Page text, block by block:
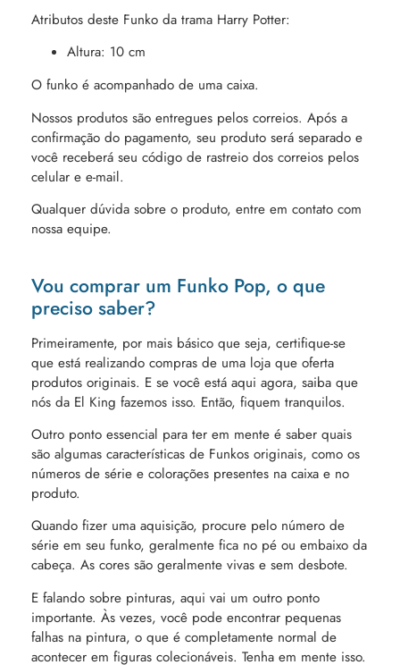
Atributos deste Funko da trama Harry Potter:
Altura: 10 cm
O funko é acompanhado de uma caixa.
Nossos produtos são entregues pelos correios. Após a
confirmação do pagamento, seu produto será separado e
você receberá seu código de rastreio dos correios pelos
celular e e-mail.
Qualquer dúvida sobre o produto, entre em contato com
nossa equipe.
Vou comprar um Funko Pop, o que
preciso saber?
Primeiramente, por mais básico que seja, certifique-se
que está realizando compras de uma loja que oferta
produtos originais. E se você está aqui agora, saiba que
nós da El King fazemos isso. Então, fiquem tranquilos.
Outro ponto essencial para ter em mente é saber quais
são algumas características de Funkos originais, como os
números de série e colorações presentes na caixa e no
produto.
Quando fizer uma aquisição, procure pelo número de
série em seu funko, geralmente fica no pé ou embaixo da
cabeça. As cores são geralmente vivas e sem desbote.
E falando sobre pinturas, aqui vai um outro ponto
importante. Às vezes, você pode encontrar pequenas
falhas na pintura, o que é completamente normal de
acontecer em figuras colecionáveis. Tenha em mente isso.